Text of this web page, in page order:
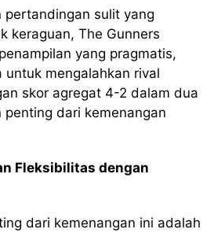
pertandingan sulit yang
keraguan, The Gunners
yang pragmatis,
mengalahkan rival
skor agregat 4-2 dalam dua
penting dari kemenangan
Fleksibilitas dengan
dari kemenangan ini adalah